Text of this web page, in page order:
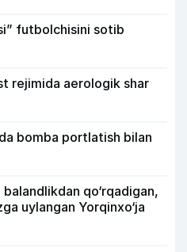
futbolchisini sotib
rejimida aerologik shar
bomba portlatish bilan
qo‘rqadigan,
uylangan Yorqinxo‘ja